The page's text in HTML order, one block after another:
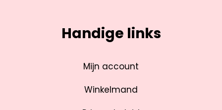
Handige links
Mijn account
Winkelmand